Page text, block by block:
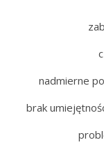
nadmierne
brak